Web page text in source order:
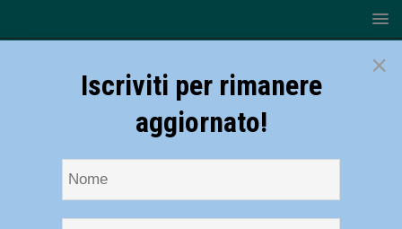
×
Iscriviti per rimanere
aggiornato!